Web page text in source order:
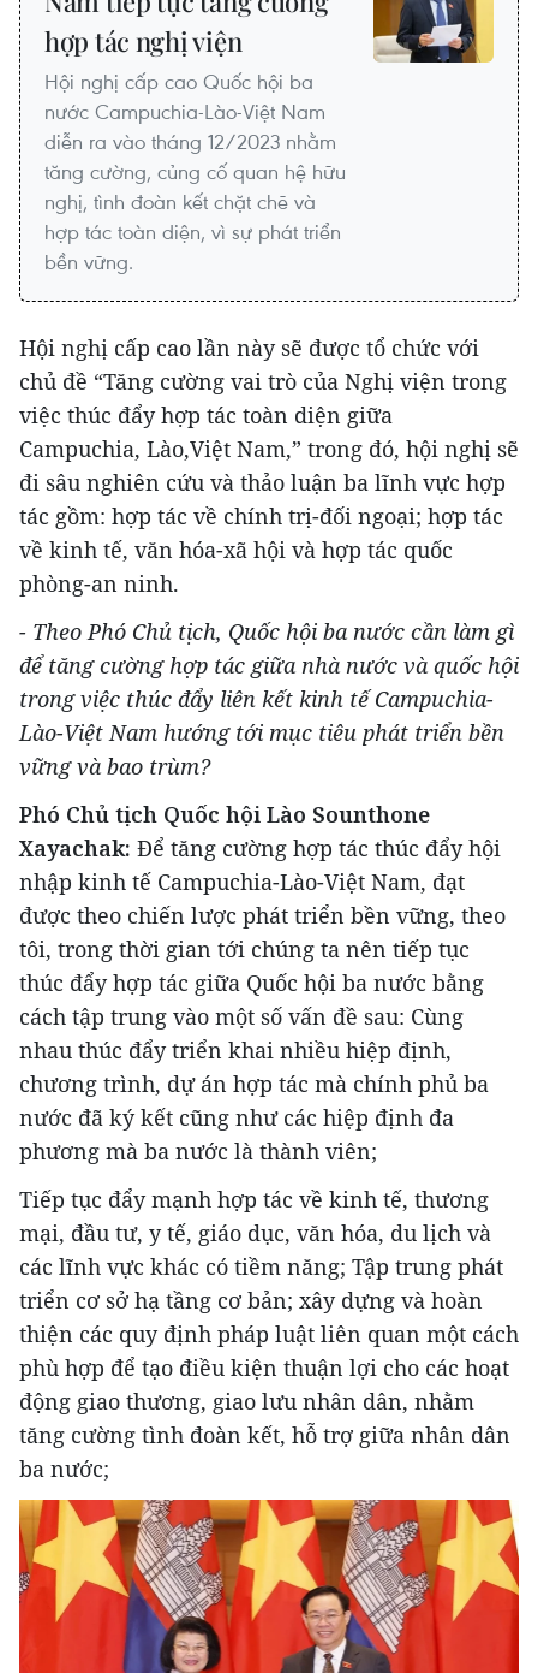
hợp tác nghị viện
Hội nghị cấp cao Quốc hội ba
nước Campuchia-Lào-Việt Nam
diễn ra vào tháng 12/2023 nhằm
tăng cường, củng cố quan hệ hữu
nghị, tình đoàn kết chặt chẽ và
hợp tác toàn diện, vì sự phát triển
bền vững.
Hội nghị cấp cao lần này sẽ được tổ chức với
chủ đề “Tăng cường vai trò của Nghị viện trong
việc thúc đẩy hợp tác toàn diện giữa
Campuchia, Lào,Việt Nam,” trong đó, hội nghị sẽ
đi sâu nghiên cứu và thảo luận ba lĩnh vực hợp
tác gồm: hợp tác về chính trị-đối ngoại; hợp tác
về kinh tế, văn hóa-xã hội và hợp tác quốc
phòng-an ninh.
- Theo Phó Chủ tịch, Quốc hội ba nước cần làm gì
để tăng cường hợp tác giữa nhà nước và quốc hội
trong việc thúc đẩy liên kết kinh tế Campuchia-
Lào-Việt Nam hướng tới mục tiêu phát triển bền
vững và bao trùm?
Phó Chủ tịch Quốc hội Lào Sounthone
Xayachak: Để tăng cường hợp tác thúc đẩy hội
nhập kinh tế Campuchia-Lào-Việt Nam, đạt
được theo chiến lược phát triển bền vững, theo
tôi, trong thời gian tới chúng ta nên tiếp tục
thúc đẩy hợp tác giữa Quốc hội ba nước bằng
cách tập trung vào một số vấn đề sau: Cùng
nhau thúc đẩy triển khai nhiều hiệp định,
chương trình, dự án hợp tác mà chính phủ ba
nước đã ký kết cũng như các hiệp định đa
phương mà ba nước là thành viên;
Tiếp tục đẩy mạnh hợp tác về kinh tế, thương
mại, đầu tư, y tế, giáo dục, văn hóa, du lịch và
các lĩnh vực khác có tiềm năng; Tập trung phát
triển cơ sở hạ tầng cơ bản; xây dựng và hoàn
thiện các quy định pháp luật liên quan một cách
phù hợp để tạo điều kiện thuận lợi cho các hoạt
động giao thương, giao lưu nhân dân, nhằm
tăng cường tình đoàn kết, hỗ trợ giữa nhân dân
ba nước;